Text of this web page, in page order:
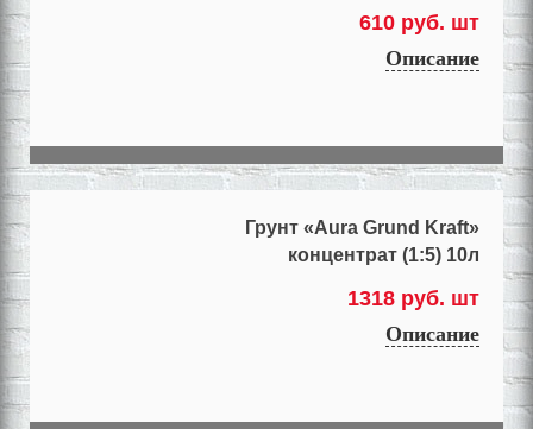
610 руб. шт
Описание
Грунт «Aura Grund Kraft»
концентрат (1:5) 10л
1318 руб. шт
Описание